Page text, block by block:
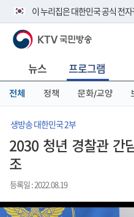
이 누리집은 대한민국 공식 전
공식 누리집 주소 확인하기
니다.
이밖에 or.kr 또는 .kr등 다른 도
서 도메인 주소를 확인해 보세요
KTV 국민방송
뉴스 프로그램
전체 정책 문화/교양
생방송 대한민국 2부
2030 청년 경찰관 간
조
등록일 : 2022.08.19